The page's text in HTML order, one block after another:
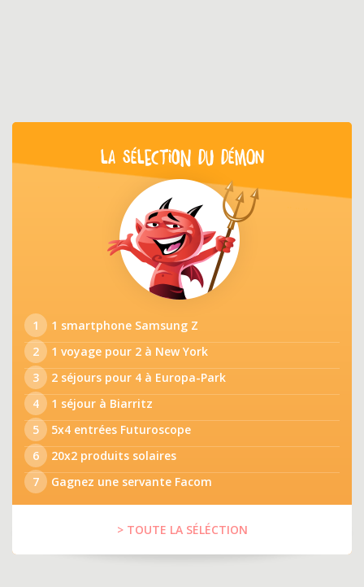
LA SÉLECTION DU DÉMON
1
1 smartphone Samsung Z
2
1 voyage pour 2 à New York
3
2 séjours pour 4 à Europa-Park
4
1 séjour à Biarritz
5
5x4 entrées Futuroscope
6
20x2 produits solaires
7
Gagnez une servante Facom
> TOUTE LA SÉLÉCTION